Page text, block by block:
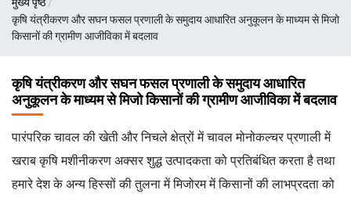
चिन्ह
कृषि यंत्रीकरण और सघन फसल प्रणाली के समुदाय आधारित अनुकूलन के माध्यम से मिजो
किसानों की ग्रामीण आजीविका में बदलाव
कृषि यंत्रीकरण और सघन फसल प्रणाली के समुदाय आधारित
अनुकूलन के माध्यम से मिजो किसानों की ग्रामीण आजीविका में बदलाव
पारंपरिक चावल की खेती और निचले क्षेत्रों में चावल मोनोकल्चर प्रणाली में
खराब कृषि मशीनीकरण अक्सर शुद्ध उत्पादकता को प्रतिबंधित करता है तथा
हमारे देश के अन्य हिस्सों की तुलना में मिजोरम में किसानों की लाभप्रदता को